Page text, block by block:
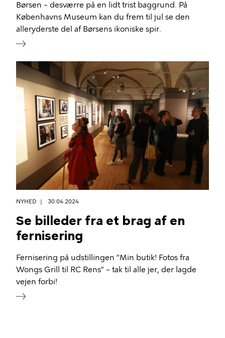
Børsen – desværre på en lidt trist baggrund. På
Københavns Museum kan du frem til jul se den
alleryderste del af Børsens ikoniske spir.
NYHED 30.04.2024
Se billeder fra et brag af en
fernisering
Fernisering på udstillingen ”Min butik! Fotos fra
Wongs Grill til RC Rens” – tak til alle jer, der lagde
vejen forbi!